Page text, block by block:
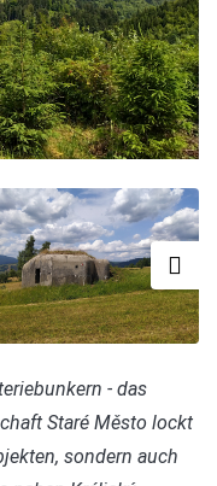
- das
Staré Město lockt
sondern auch